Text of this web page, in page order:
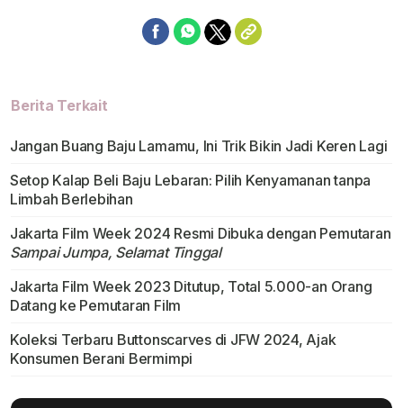
Berita Terkait
Jangan Buang Baju Lamamu, Ini Trik Bikin Jadi Keren Lagi
Setop Kalap Beli Baju Lebaran: Pilih Kenyamanan tanpa
Limbah Berlebihan
Jakarta Film Week 2024 Resmi Dibuka dengan Pemutaran
Sampai Jumpa, Selamat Tinggal
Jakarta Film Week 2023 Ditutup, Total 5.000-an Orang
Datang ke Pemutaran Film
Koleksi Terbaru Buttonscarves di JFW 2024, Ajak
Konsumen Berani Bermimpi